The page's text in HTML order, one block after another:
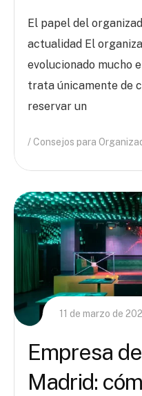
El papel del
actualidad El
evolucionado mucho
trata únicamente de
reservar un
Consejos para
11 de marzo de
Empresa
Madrid: